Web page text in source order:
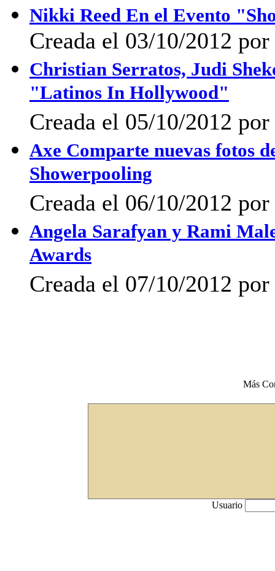
Nikki Reed En el Evento
Creada el 03/10/2012
Christian Serratos, Judi
"Latinos In Hollywood"
Creada el 05/10/2012
Axe Comparte nuevas fotos
Showerpooling
Creada el 06/10/2012
Angela Sarafyan y Rami
Awards
Creada el 07/10/2012
Más
Usuario